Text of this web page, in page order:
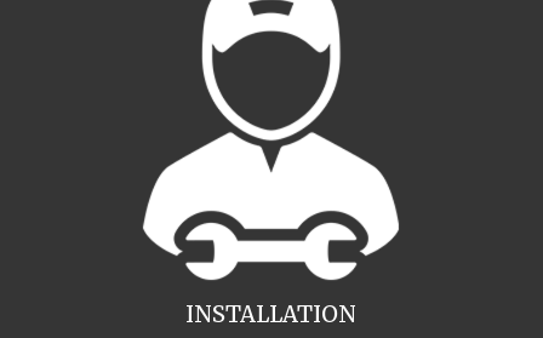
INSTALLATION